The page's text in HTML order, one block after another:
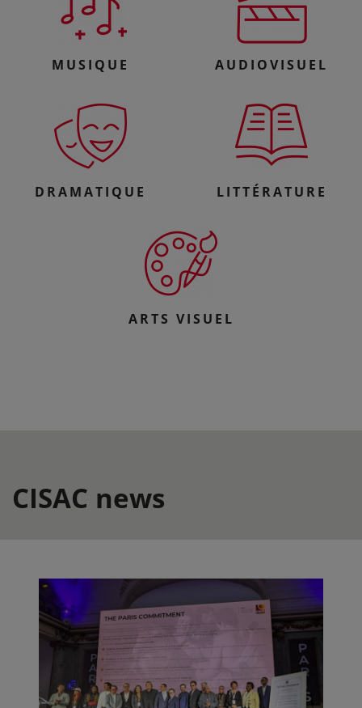
MUSIQUE AUDIOVISUEL
DRAMATIQUE LITTÉRATURE
ARTS VISUEL
CISAC news